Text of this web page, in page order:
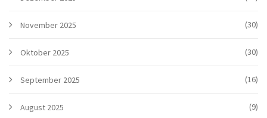
November 2025 (30)
Oktober 2025 (30)
September 2025 (16)
August 2025 (9)